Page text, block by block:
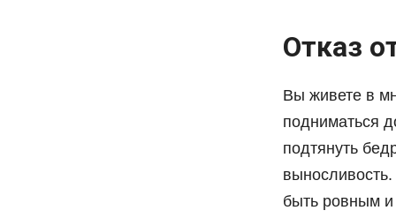
Отказ
Вы живете в
подниматься
подтянуть
быть ровным и